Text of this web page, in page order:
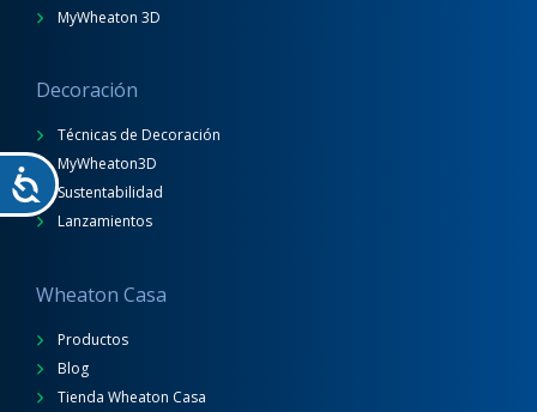
MyWheaton 3D
Decoración
Técnicas de Decoración
MyWheaton3D
Sustentabilidad
Lanzamientos
Wheaton Casa
Productos
Blog
Tienda Wheaton Casa